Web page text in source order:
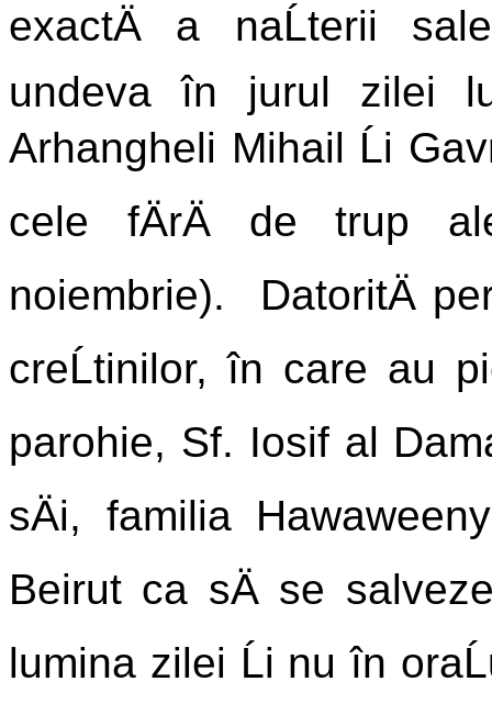
exactÄ a naĹterii
undeva în jurul zilei
Arhangheli Mihail Ĺi
cele fÄrÄ de trup
noiembrie). DatoritÄ
creĹtinilor, în care au
parohie, Sf. Iosif al
sÄi, familia
Beirut ca sÄ se
lumina zilei Ĺi nu în